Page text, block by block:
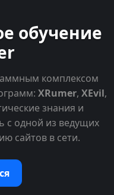
обучение
комплексом
XRumer, XEvil,
знания и
с одной из ведущих
сайтов в сети.